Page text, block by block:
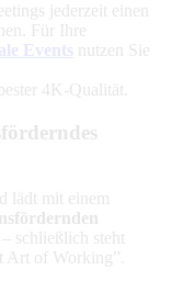
jederzeit einen
Für Ihre
Events nutzen Sie
4K-Qualität.
lädt mit einem
schließlich steht
of Working”.